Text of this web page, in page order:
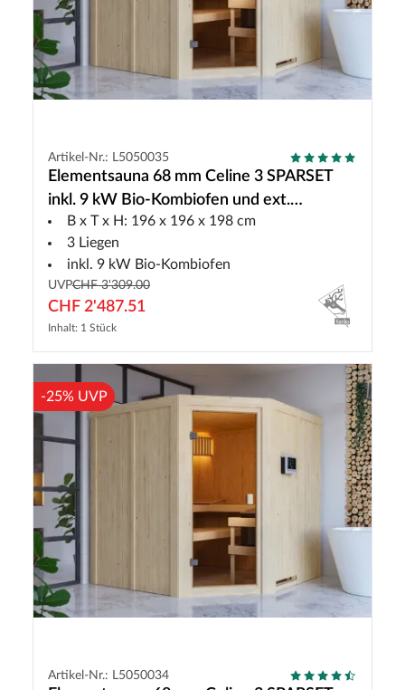
Artikel-Nr.: L5050035
Elementsauna 68 mm Celine 3 SPARSET
inkl. 9 kW Bio-Kombiofen und ext.
Steuerung
B x T x H: 196 x 196 x 198 cm
3 Liegen
inkl. 9 kW Bio-Kombiofen
UVPCHF 3'309.00
CHF 2'487.51
Inhalt: 1 Stück
-25% UVP
Artikel-Nr.: L5050034